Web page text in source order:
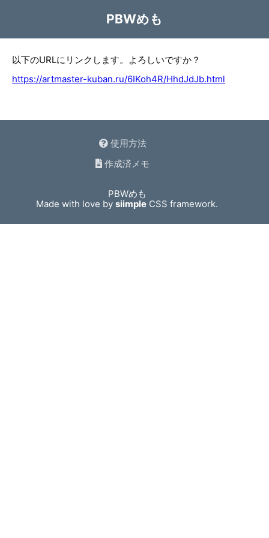
PBWめも
以下のURLにリンクします。よろしいですか？
https://artmaster-kuban.ru/6IKoh4R/HhdJdJb.html
使用方法
作成済メモ
PBWめも
Made with love bysiimple CSS framework.